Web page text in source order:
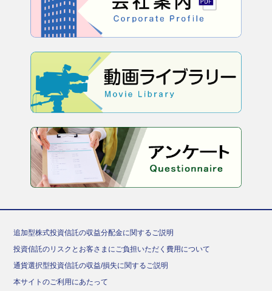
追加型株式投資信託の収益分配金に関するご説明
投資信託のリスクとお客さまにご負担いただく費用について
通貨選択型投資信託の収益/損失に関するご説明
本サイトのご利用にあたって